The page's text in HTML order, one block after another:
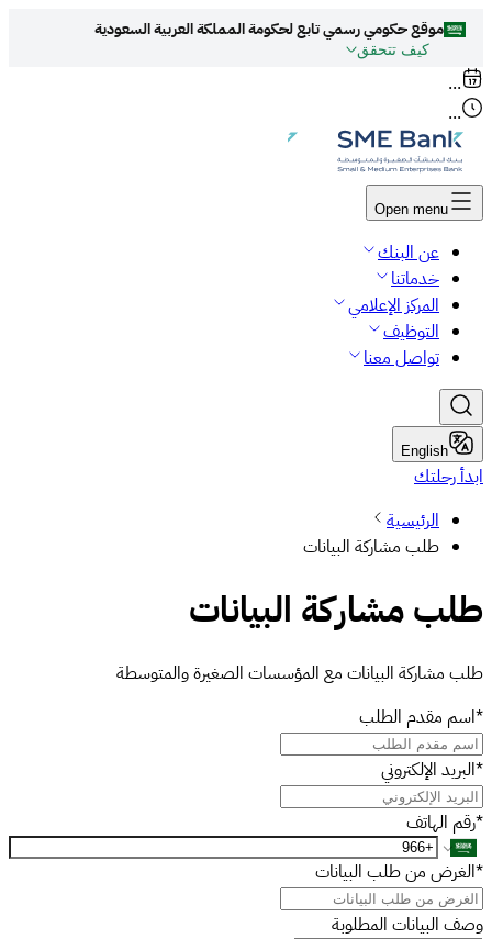
موقع حكومي رسمي تابع لحكومة المملكة العربية السعودية
كيف تتحقق
جميع روابط المواقع الرسمية التعليمية في المملكة العربية
السعودية تنتهي بـ sch.sa أو edu.sa
المواقع الالكترونية الحكومية تستخدم بروتوكول
HTTPS
المواقع الالكترونية الآمنة في المملكة العربية السعودية
تستخدم بروتوكول HTTPS للتشفير.
...
...
Open menu
عن البنك
خدماتنا
المركز الإعلامي
التوظيف
تواصل معنا
English
ابدأ رحلتك
الرئيسية
طلب مشاركة البيانات
طلب مشاركة البيانات
طلب مشاركة البيانات مع المؤسسات الصغيرة والمتوسطة
*اسم مقدم الطلب
*البريد الإلكتروني
*رقم الهاتف
*الغرض من طلب البيانات
وصف البيانات المطلوبة